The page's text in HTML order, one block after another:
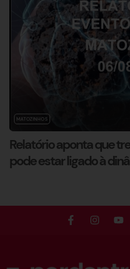
MATOZINHOS
Relatório aponta que
pode estar ligado à